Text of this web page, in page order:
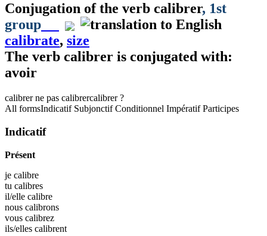
Conjugation of the verb calibrer, 1st
group
calibrate, size
The verb calibrer is conjugated with:
avoir
calibrerne pas calibrercalibrer ?
All formsIndicatif Subjonctif Conditionnel Impératif Participes
Indicatif
Présent
je calibre
tu calibres
il/elle calibre
nous calibrons
vous calibrez
ils/elles calibrent